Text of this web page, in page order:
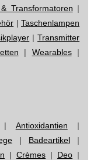
Transformatoren |
| Taschenlampen
| Transmitter
| Wearables|
| Antioxidantien |
| Badeartikel |
| Crèmes | Deo |